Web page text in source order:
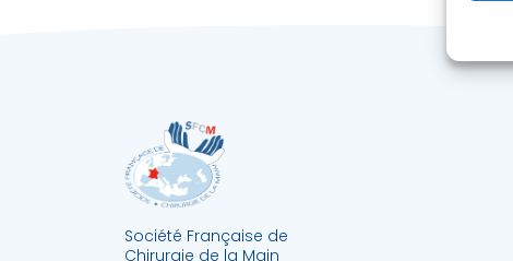
Société Française de
Chirurgie de la Main